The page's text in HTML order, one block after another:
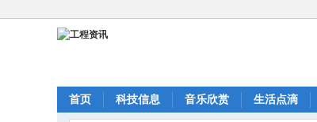
首页 科技信息 音乐欣赏 生活点滴